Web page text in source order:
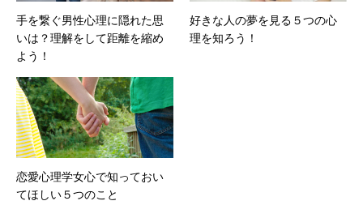
手を繋ぐ男性心理に隠れた思
いは？理解をして距離を縮め
よう！
好きな人の夢を見る５つの心
理を知ろう！
恋愛心理学女心で知っておい
てほしい５つのこと